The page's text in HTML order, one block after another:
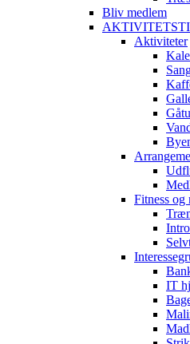
Bliv medlem
Aktiviteter
Fitness og
IT